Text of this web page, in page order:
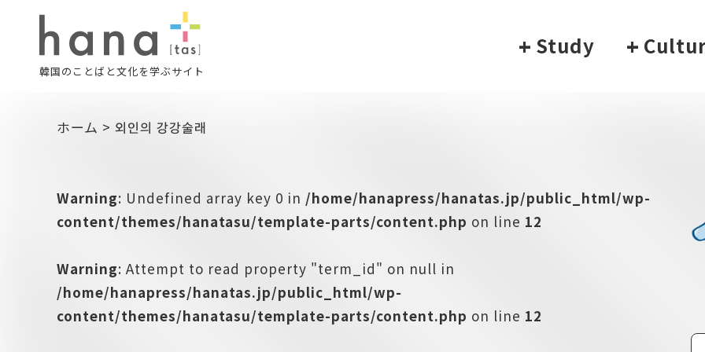
韓国のことばと文化を学ぶサイト
+ Study +
ホーム > 외인의 강강술래
Warning: Undefined array key 0 in /home/hanapress/hanatas.jp/public_html/wp-
content/themes/hanatasu/template-parts/content.php on line 12
Warning: Attempt to read property "term_id" on null in
/home/hanapress/hanatas.jp/public_html/wp-
content/themes/hanatasu/template-parts/content.php on line 12